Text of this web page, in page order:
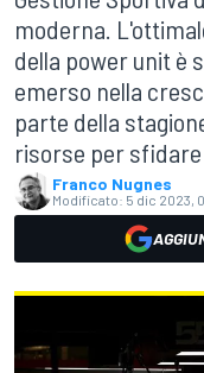
moderna.
della power unit è
emerso nella
parte della
risorse per sfidare
Franco Nugnes
Modificato: 5 dic 2023,